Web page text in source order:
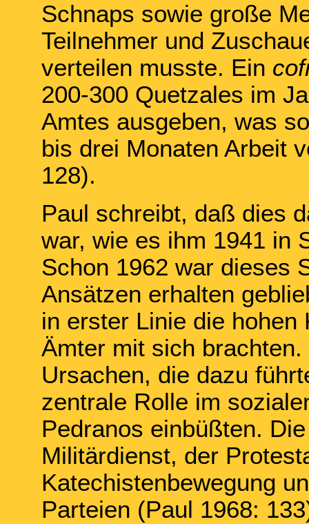
Schnaps sowie große
Teilnehmer und
verteilen musste. Ein
200-300 Quetzales im
Amtes ausgeben, was
bis drei Monaten Arbeit
128).
Paul schreibt, daß dies
war, wie es ihm 1941 in
Schon 1962 war dieses
Ansätzen erhalten
in erster Linie die hohen
Ämter mit sich
Ursachen, die dazu
zentrale Rolle im
Pedranos einbüßten.
Militärdienst, der
Katechistenbewegung
Parteien (Paul 1968: